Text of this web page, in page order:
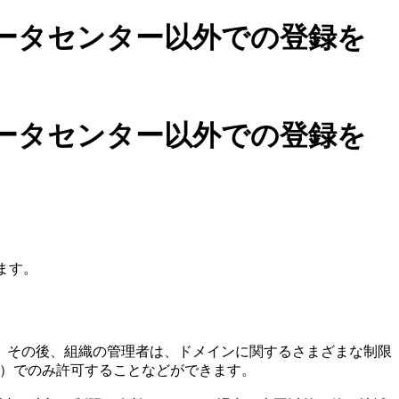
タセンター以外での登録を
タセンター以外での登録を
。
の後、組織の管理者は、ドメインに関するさまざまな制限
のみ許可することなどができます。